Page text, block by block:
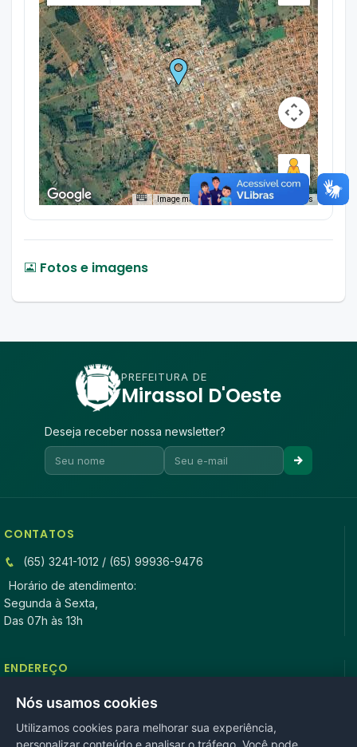
Image may be subject to copyright Terms
Fotos e imagens
PREFEITURA DE
Mirassol D'Oeste
Deseja receber nossa newsletter?
CONTATOS
(65) 3241-1012 / (65) 99936-9476
Horário de atendimento:
Segunda à Sexta,
Das 07h às 13h
ENDEREÇO
Rua Antonio Tavares, n° 3310, Centro CEP: 78.280-000 -
Mirassol D’Oeste, MT
Nós usamos cookies
Utilizamos cookies para melhorar sua experiência,
personalizar conteúdo e analisar o tráfego. Você pode